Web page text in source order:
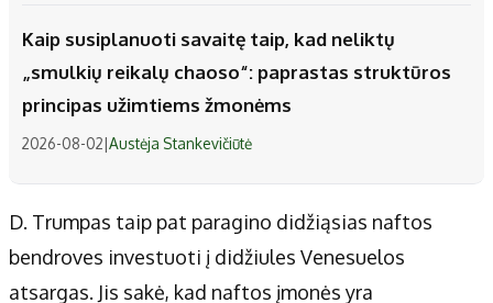
Kaip susiplanuoti savaitę taip, kad neliktų
„smulkių reikalų chaoso“: paprastas struktūros
principas užimtiems žmonėms
2026-08-02|Austėja Stankevičiūtė
D. Trumpas taip pat paragino didžiąsias naftos
bendroves investuoti į didžiules Venesuelos
atsargas. Jis sakė, kad naftos įmonės yra